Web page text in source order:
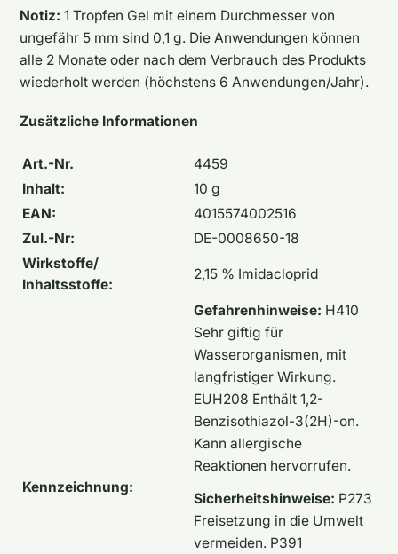
Notiz: 1 Tropfen Gel mit einem Durchmesser von
ungefähr 5 mm sind 0,1 g. Die Anwendungen können
alle 2 Monate oder nach dem Verbrauch des Produkts
wiederholt werden (höchstens 6 Anwendungen/Jahr).
Zusätzliche Informationen
Art.-Nr.
4459
Inhalt:
10 g
EAN:
4015574002516
Zul.-Nr:
DE-0008650-18
Wirkstoffe/
Inhaltsstoffe:
2,15 % Imidacloprid
Kennzeichnung:
Gefahrenhinweise: H410
Sehr giftig für
Wasserorganismen, mit
langfristiger Wirkung.
EUH208 Enthält 1,2-
Benzisothiazol-3(2H)-on.
Kann allergische
Reaktionen hervorrufen.
Sicherheitshinweise: P273
Freisetzung in die Umwelt
vermeiden. P391